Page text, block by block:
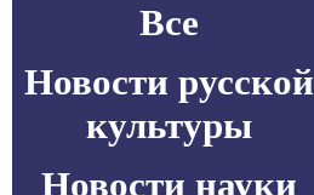
Все
Новости русской
культуры
Новости науки